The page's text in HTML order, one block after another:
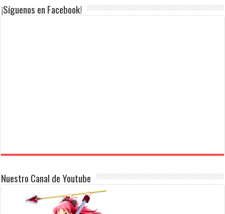
¡Síguenos en Facebook!
Nuestro Canal de Youtube